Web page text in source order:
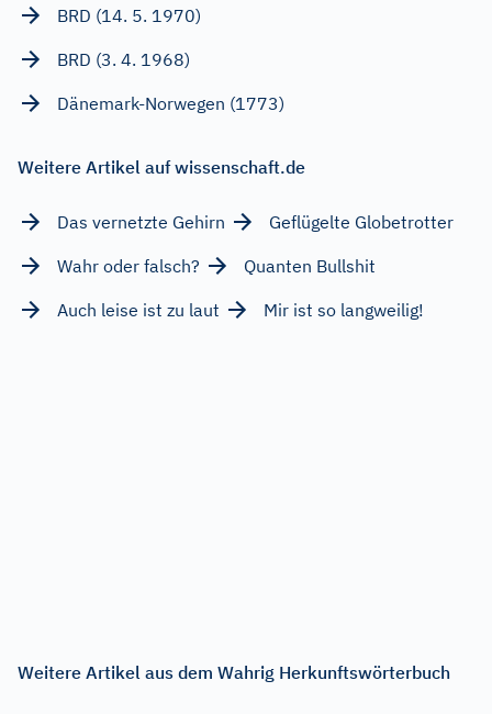
BRD (14. 5. 1970)
BRD (3. 4. 1968)
Dänemark-Norwegen (1773)
Weitere Artikel auf wissenschaft.de
Das vernetzte Gehirn
Geflügelte Globetrotter
Wahr oder falsch?
Quanten Bullshit
Auch leise ist zu laut
Mir ist so langweilig!
Weitere Artikel aus dem Wahrig Herkunftswörterbuch